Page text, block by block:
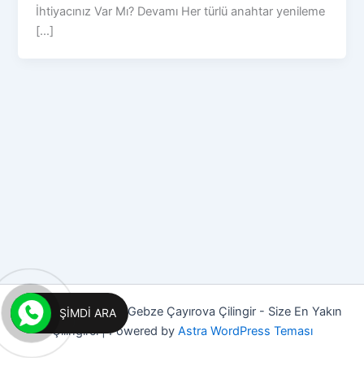
İhtiyacınız Var Mı? Devamı Her türlü anahtar yenileme
[...]
Copyright © 2026 Gebze Çayırova Çilingir - Size En Yakın
Çilingirci | Powered by Astra WordPress Teması
ŞIMDI ARA